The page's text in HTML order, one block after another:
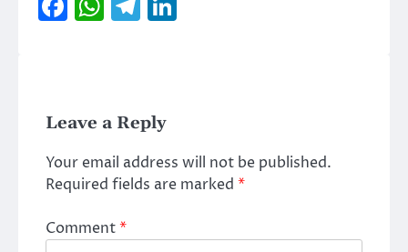
Leave a Reply
Your email address will not be published.
Required fields are marked *
Comment*